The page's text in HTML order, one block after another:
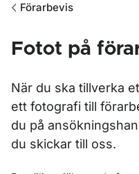
Förarbevis
Fotot på
När du ska tillverka
ett fotografi till
du på
du skickar till oss.